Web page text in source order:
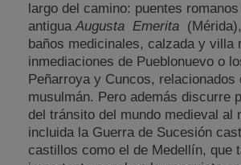
largo del camino: puentes
antiguaAugusta Emerita
baños medicinales, calzada y villa
inmediaciones de Pueblonuevo o
Peñarroya y Cuncos, relacionados
musulmán. Pero además discurre
del tránsito del mundo medieval al
incluida la Guerra de Sucesión
castillos como el de Medellín, que